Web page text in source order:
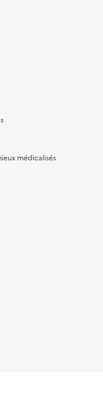
médicalisés